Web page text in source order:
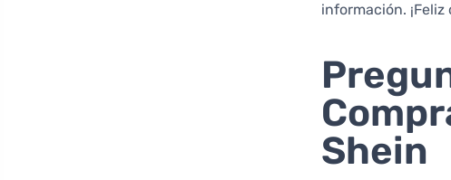
información. ¡Feliz
Shein